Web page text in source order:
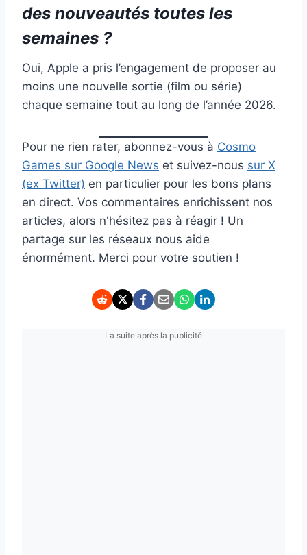
des nouveautés toutes les
semaines ?
Oui, Apple a pris l’engagement de proposer au
moins une nouvelle sortie (film ou série)
chaque semaine tout au long de l’année 2026.
Pour ne rien rater, abonnez-vous à Cosmo
Games sur Google News et suivez-nous sur X
(ex Twitter) en particulier pour les bons plans
en direct. Vos commentaires enrichissent nos
articles, alors n'hésitez pas à réagir ! Un
partage sur les réseaux nous aide
énormément. Merci pour votre soutien !
La suite après la publicité